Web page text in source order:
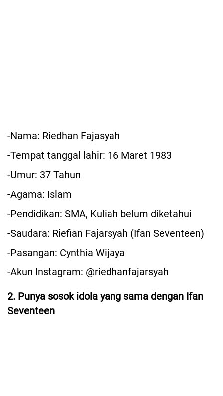
-Nama: Riedhan Fajasyah
-Tempat tanggal lahir: 16 Maret 1983
-Umur: 37 Tahun
-Agama: Islam
-Pendidikan: SMA, Kuliah belum diketahui
-Saudara: Riefian Fajarsyah (Ifan Seventeen)
-Pasangan: Cynthia Wijaya
-Akun Instagram: @riedhanfajarsyah
2. Punya sosok idola yang sama dengan Ifan
Seventeen